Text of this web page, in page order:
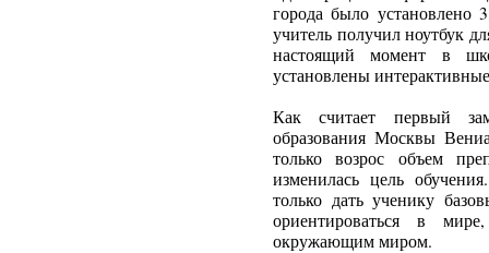
города было установлено
учитель получил ноутбук
настоящий момент в
установлены
Как считает первый
образования Москвы
только возрос объем
изменилась цель
только дать ученику
ориентироваться в
окружающим миром.